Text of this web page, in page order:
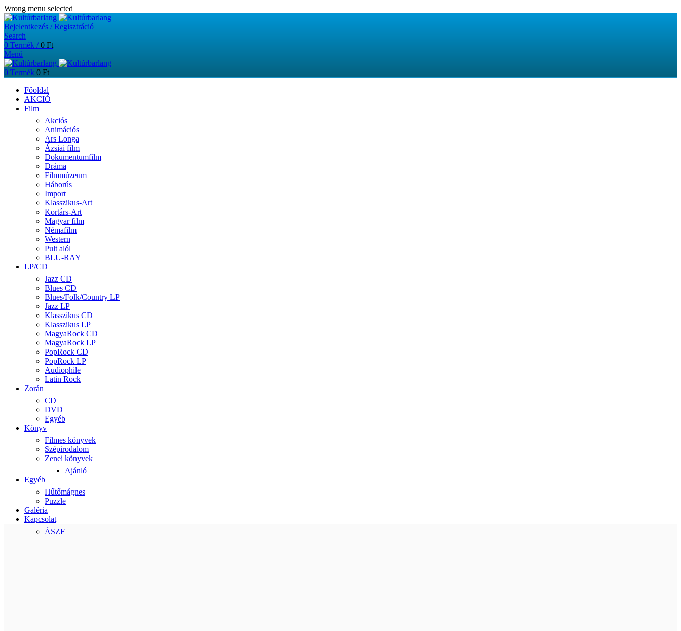
Wrong menu selected
Bejelentkezés / Regisztráció
Search
0 Termék / 0 Ft
Menü
0 Termék 0 Ft
Főoldal
AKCIÓ
Film
Akciós
Animációs
Ars Longa
Ázsiai film
Dokumentumfilm
Dráma
Filmmúzeum
Háborús
Import
Klasszikus-Art
Kortárs-Art
Magyar film
Némafilm
Western
Pult alól
BLU-RAY
LP/CD
Jazz CD
Blues CD
Blues/Folk/Country LP
Jazz LP
Klasszikus CD
Klasszikus LP
MagyaRock CD
MagyaRock LP
PopRock CD
PopRock LP
Audiophile
Latin Rock
Zorán
CD
DVD
Egyéb
Könyv
Filmes könyvek
Szépirodalom
Zenei könyvek
Ajánló
Egyéb
Hűtőmágnes
Puzzle
Galéria
Kapcsolat
ÁSZF